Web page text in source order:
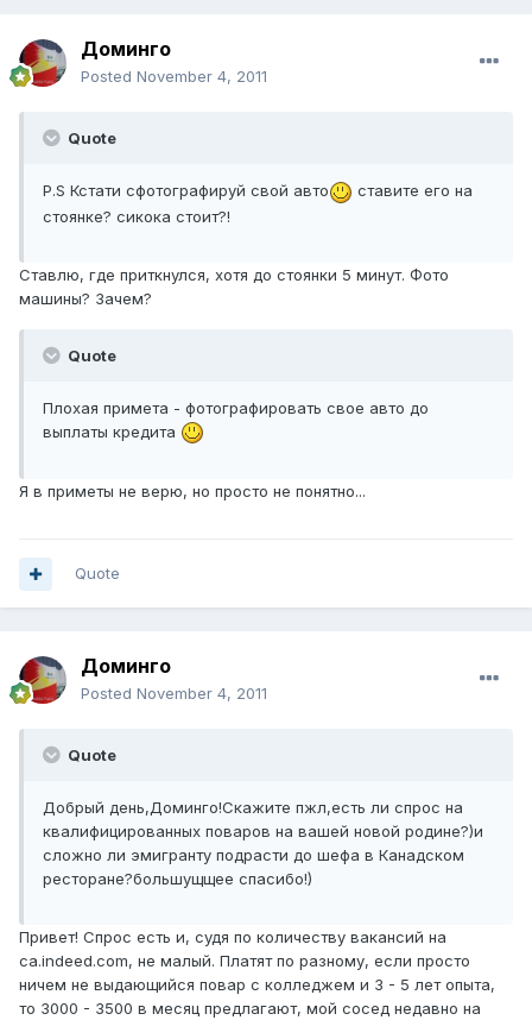
Доминго
Posted November 4, 2011
Quote
P.S Кстати сфотографируй свой авто
ставите его на
стоянке? сикока стоит?!
Ставлю, где приткнулся, хотя до стоянки 5 минут. Фото
машины? Зачем?
Quote
Плохая примета - фотографировать свое авто до
выплаты кредита
Я в приметы не верю, но просто не понятно...
Quote
Доминго
Posted November 4, 2011
Quote
Добрый день,Доминго!Скажите пжл,есть ли спрос на
квалифицированных поваров на вашей новой родине?)и
сложно ли эмигранту подрасти до шефа в Канадском
ресторане?большущщее спасибо!)
Привет! Спрос есть и, судя по количеству вакансий на
ca.indeed.com, не малый. Платят по разному, если просто
ничем не выдающийся повар с колледжем и 3 - 5 лет опыта,
то 3000 - 3500 в месяц предлагают, мой сосед недавно на